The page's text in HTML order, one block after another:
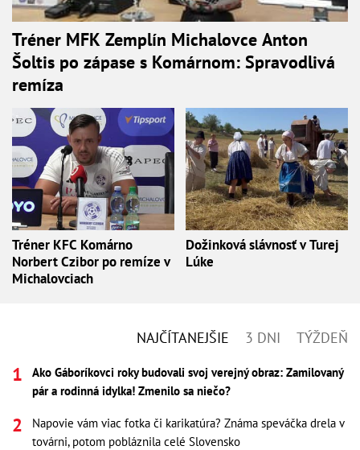
Tréner MFK Zemplín Michalovce Anton
Šoltis po zápase s Komárnom: Spravodlivá
remíza
Tréner KFC Komárno
Norbert Czibor po remíze v
Michalovciach
Dožinková slávnosť v Turej
Lúke
NAJČÍTANEJŠIE 3 DNI TÝŽDEŇ
Ako Gáboríkovci roky budovali svoj verejný obraz: Zamilovaný
pár a rodinná idylka! Zmenilo sa niečo?
Napovie vám viac fotka či karikatúra? Známa speváčka drela v
továrni, potom pobláznila celé Slovensko